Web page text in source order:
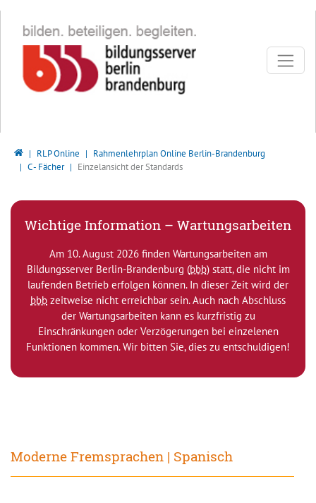
Bildungsserver Berlin - Brandenburg
RLP Online
Rahmenlehrplan Online Berlin-Brandenburg
C - Fächer
Einzelansicht der Standards
Wichtige Information – Wartungsarbeiten
Am 10. August 2026 finden Wartungsarbeiten am
Bildungsserver Berlin-Brandenburg (bbb) statt, die nicht im
laufenden Betrieb erfolgen können. In dieser Zeit wird der
bbb zeitweise nicht erreichbar sein. Auch nach Abschluss
der Wartungsarbeiten kann es kurzfristig zu
Einschränkungen oder Verzögerungen bei einzelenen
Funktionen kommen. Wir bitten Sie, dies zu entschuldigen!
Moderne Fremsprachen | Spanisch